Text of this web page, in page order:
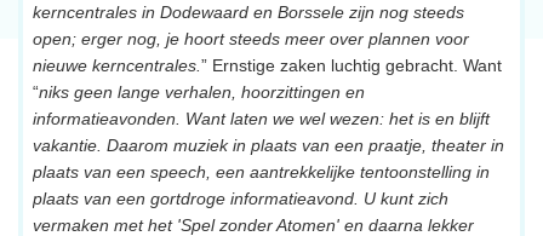
kerncentrales in Dodewaard en Borssele zijn nog steeds
open; erger nog, je hoort steeds meer over plannen voor
nieuwe kerncentrales. ” Ernstige zaken luchtig gebracht. Want
“niks geen lange verhalen, hoorzittingen en
informatieavonden. Want laten we wel wezen: het is en blijft
vakantie. Daarom muziek in plaats van een praatje, theater in
plaats van een speech, een aantrekkelijke tentoonstelling in
plaats van een gortdroge informatieavond. U kunt zich
vermaken met het 'Spel zonder Atomen' en daarna lekker